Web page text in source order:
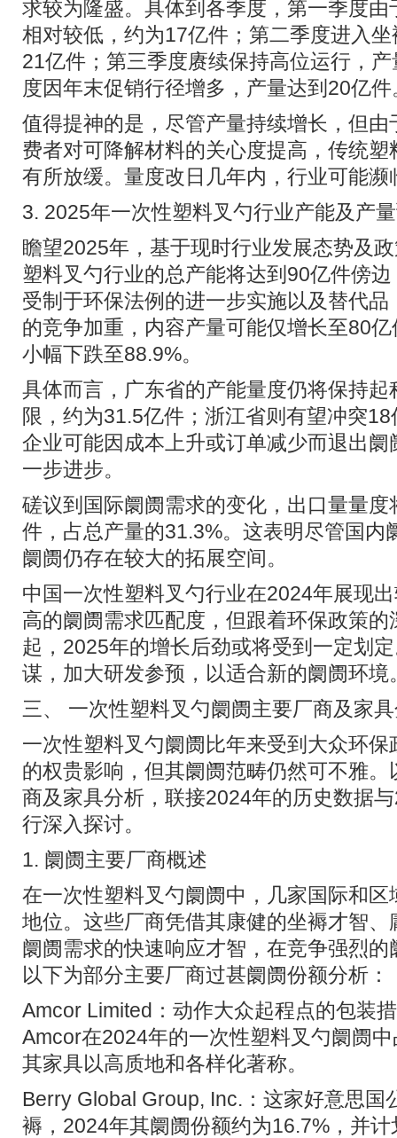
求较为隆盛。具体到各季度，第一季度
相对较低，约为17亿件；第二季度进入
21亿件；第三季度赓续保持高位运行，
度因年末促销行径增多，产量达到20亿件
值得提神的是，尽管产量持续增长，但
费者对可降解材料的关心度提高，传统
有所放缓。量度改日几年内，行业可能
3. 2025年一次性塑料叉勺行业产能及产
瞻望2025年，基于现时行业发展态势及
塑料叉勺行业的总产能将达到90亿件傍
受制于环保法例的进一步实施以及替代
的竞争加重，内容产量可能仅增长至80
小幅下跌至88.9%。
具体而言，广东省的产能量度仍将保持
限，约为31.5亿件；浙江省则有望冲突
企业可能因成本上升或订单减少而退出
一步进步。
磋议到国际阛阓需求的变化，出口量量
件，占总产量的31.3%。这表明尽管国内
阛阓仍存在较大的拓展空间。
中国一次性塑料叉勺行业在2024年展现
高的阛阓需求匹配度，但跟着环保政策
起，2025年的增长后劲或将受到一定划
谋，加大研发参预，以适合新的阛阓环境
三、 一次性塑料叉勺阛阓主要厂商及家
一次性塑料叉勺阛阓比年来受到大众环
的权贵影响，但其阛阓范畴仍然可不雅
商及家具分析，联接2024年的历史数据
行深入探讨。
1. 阛阓主要厂商概述
在一次性塑料叉勺阛阓中，几家国际和
地位。这些厂商凭借其康健的坐褥才智
阛阓需求的快速响应才智，在竞争强烈
以下为部分主要厂商过甚阛阓份额分析：
Amcor Limited：动作大众起程点的包装
Amcor在2024年的一次性塑料叉勺阛阓
其家具以高质地和各样化著称。
Berry Global Group, Inc.：这家好意思国
褥，2024年其阛阓份额约为16.7%，并